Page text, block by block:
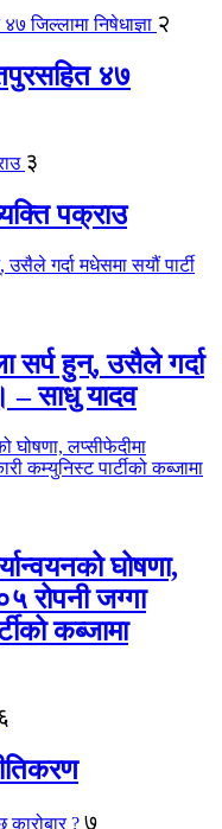
२
४७
३
पक्राउ
सर्प हुन्, उसैले गर्दा
– साधु यादव
घोषणा,
रोपनी जग्गा
कब्जामा
६
७